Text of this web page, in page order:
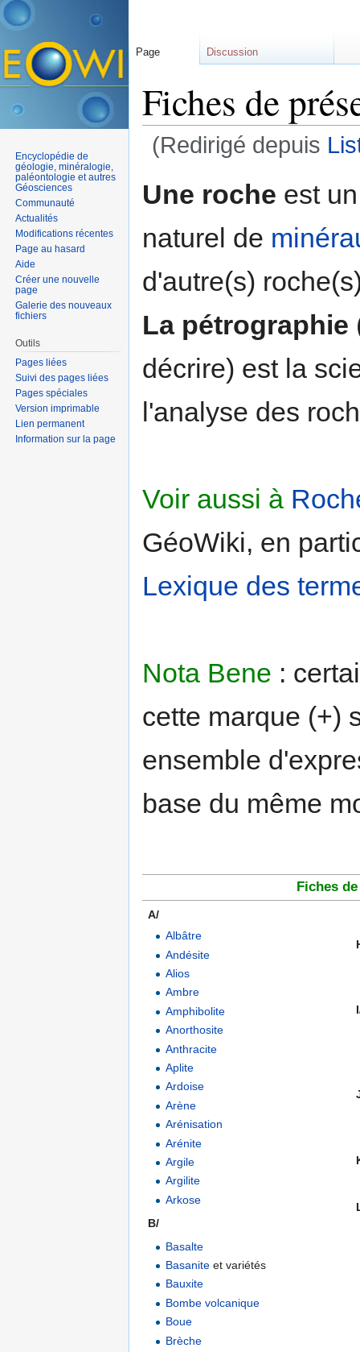
Fiches de
(Redirigé depuis
Une roche est
naturel de
d'autre(s)
La pétrographie
décrire) est la
l'analyse des
Voir aussi à
GéoWiki, en
Lexique des
Nota Bene :
cette marque (+)
ensemble
base du même
Fiches
A/
Albâtre
Andésite
Alios
Ambre
Amphibolite
Anorthosite
Anthracite
Aplite
Ardoise
Arène
Arénisation
Arénite
Argile
Argilite
Arkose
B/
Basalte
Basanite et variétés
Bauxite
Bombe volcanique
Boue
Brèche
Page Discussion
Encyclopédie de
géologie, minéralogie,
paléontologie et autres
Géosciences
Communauté
Actualités
Modifications récentes
Page au hasard
Aide
Créer une nouvelle
page
Galerie des nouveaux
fichiers
Outils
Pages liées
Suivi des pages liées
Pages spéciales
Version imprimable
Lien permanent
Information sur la page